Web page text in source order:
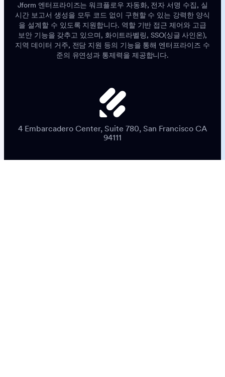
Jform 엔터프라이즈는 워크플로우 자동화, 전자 서명 수집, 실
시간 보고서 생성을 모두 코드 없이 구현할 수 있는 강력한 양식
을 설계할 수 있도록 지원합니다. 역할 기반 접근 제어와 고급
보안 기능을 갖추고 있으며, 화이트라벨링, SSO(싱글 사인온),
지역 데이터 거주, 전담 지원 등의 기능을 통해 엔터프라이즈 수
준의 유연성과 통제력을 제공합니다.
4 Embarcadero Center, Suite 780, San Francisco CA
94111